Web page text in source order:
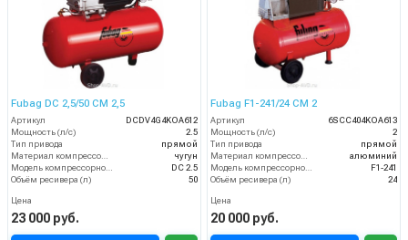
Fubag DC 2,5/50 CM 2,5
Артикул
DCDV4G4KOA612
Мощность (л/с)
2.5
Тип привода
прямой
Материал компрессорной головки
чугун
Модель компрессорной головки
DC 2.5
Объём ресивера (л)
50
Цена
23 000 руб.
Fubag F1-241/24 CM 2
Артикул
6SCC404KOA613
Мощность (л/с)
2
Тип привода
прямой
Материал компрессорной головки
алюминий
Модель компрессорной головки
F1-241
Объём ресивера (л)
24
Цена
20 000 руб.